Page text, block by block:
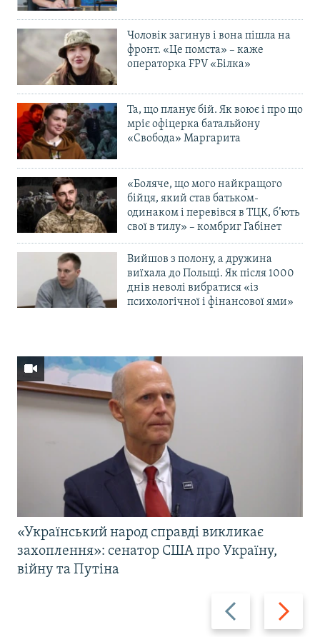
Чоловік загинув і вона пішла на
фронт. «Це помста» – каже
операторка FPV «Білка»
Та, що планує бій. Як воює і про що
мріє офіцерка батальйону
«Свобода» Маргарита
«Боляче, що мого найкращого
бійця, який став батьком-
одинаком і перевівся в ТЦК, б’ють
свої в тилу» – комбриг Габінет
Вийшов з полону, а дружина
виїхала до Польщі. Як після 1000
днів неволі вибратися «із
психологічної і фінансової ями»
Назад Вперед
«Український народ справді викликає
захоплення»: сенатор США про Україну,
війну та Путіна